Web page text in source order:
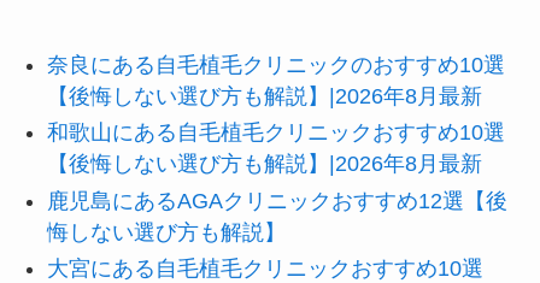
奈良にある自毛植毛クリニックのおすすめ10選
【後悔しない選び方も解説】|2026年8月最新
和歌山にある自毛植毛クリニックおすすめ10選
【後悔しない選び方も解説】|2026年8月最新
鹿児島にあるAGAクリニックおすすめ12選【後
悔しない選び方も解説】
大宮にある自毛植毛クリニックおすすめ10選